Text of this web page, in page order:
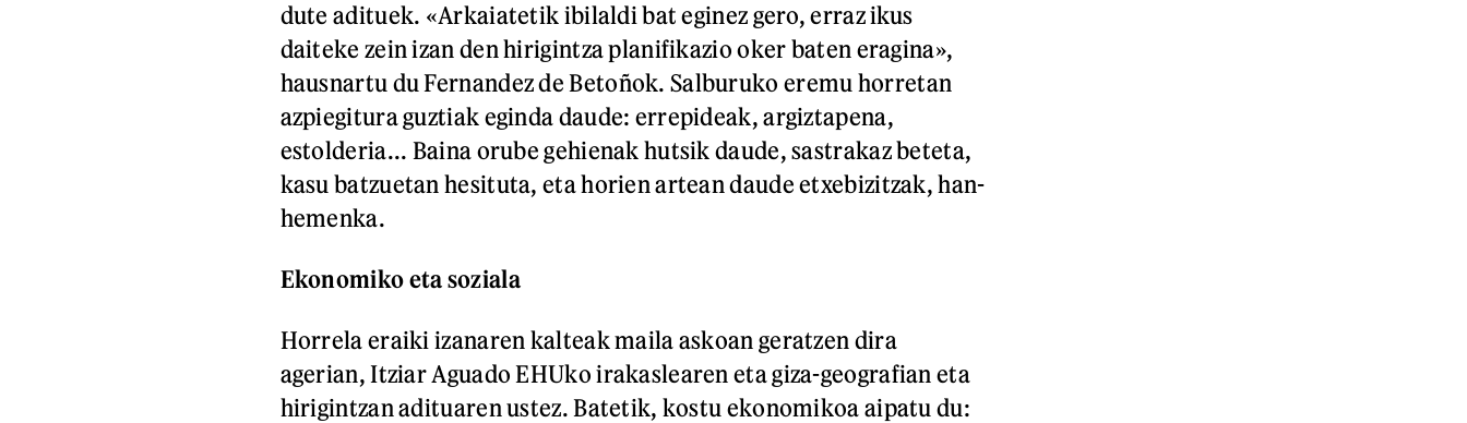
dute adituek. «Arkaiatetik ibilaldi bat eginez gero, erraz ikus
daiteke zein izan den hirigintza planifikazio oker baten eragina»,
hausnartu du Fernandez de Betoñok. Salburuko eremu horretan
azpiegitura guztiak eginda daude: errepideak, argiztapena,
estolderia... Baina orube gehienak hutsik daude, sastrakaz beteta,
kasu batzuetan hesituta, eta horien artean daude etxebizitzak, han-
hemenka.
Ekonomiko eta soziala
Horrela eraiki izanaren kalteak maila askoan geratzen dira
agerian, Itziar Aguado EHUko irakaslearen eta giza-geografian eta
hirigintzan adituaren ustez. Batetik, kostu ekonomikoa aipatu du: